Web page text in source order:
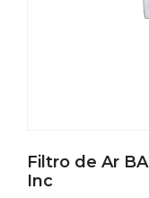
Filtro de Ar
Inc